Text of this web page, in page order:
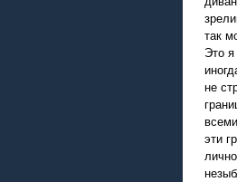
так
Это
не
эти